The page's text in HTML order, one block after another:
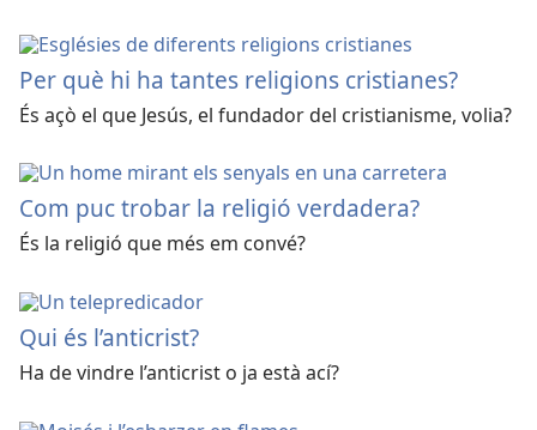
Per què hi ha tantes religions cristianes?
És açò el que Jesús, el fundador del cristianisme, volia?
Com puc trobar la religió verdadera?
És la religió que més em convé?
Qui és l’anticrist?
Ha de vindre l’anticrist o ja està ací?